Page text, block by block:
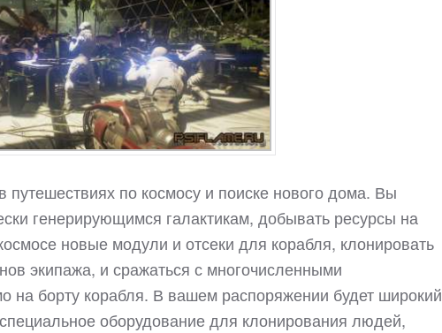
путешествиях по космосу и поиске нового дома. Вы
генерирующимся галактикам, добывать ресурсы на
новые модули и отсеки для корабля, клонировать
экипажа, и сражаться с многочисленными
на борту корабля. В вашем распоряжении будет широкий
оборудование для клонирования людей,